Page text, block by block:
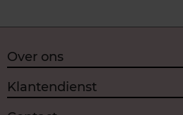
Over ons
Klantendienst